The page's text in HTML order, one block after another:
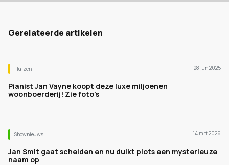
Gerelateerde artikelen
Huizen 28 jun 2025
Pianist Jan Vayne koopt deze luxe miljoenen
woonboerderij! Zie foto's
Shownieuws 14 mrt 2026
Jan Smit gaat scheiden en nu duikt plots een mysterieuze
naam op